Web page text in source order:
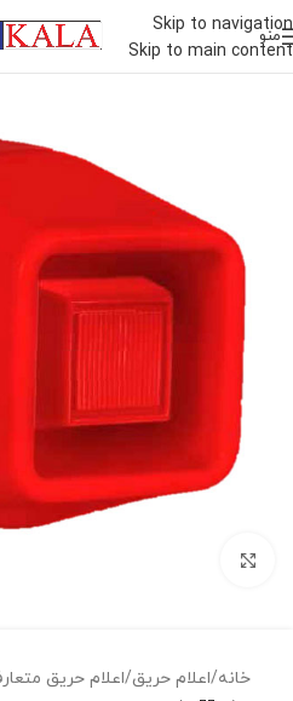
Skip to navigation
Skip to main content
منو
خانه/اعلام حريق/اعلام حريق